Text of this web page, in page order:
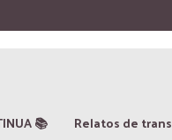
📚 Relatos de